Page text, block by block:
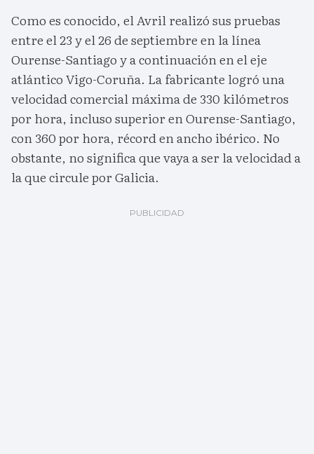
Como es conocido, el Avril realizó sus pruebas
entre el 23 y el 26 de septiembre en la línea
Ourense-Santiago y a continuación en el eje
atlántico Vigo-Coruña. La fabricante logró una
velocidad comercial máxima de 330 kilómetros
por hora, incluso superior en Ourense-Santiago,
con 360 por hora, récord en ancho ibérico. No
obstante, no significa que vaya a ser la velocidad a
la que circule por Galicia.